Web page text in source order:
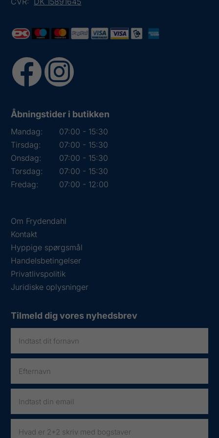
Åbningstider i butikken
Mandag:
07:00 - 15:30
Tirsdag:
07:00 - 15:30
Onsdag:
07:00 - 15:30
Torsdag:
07:00 - 15:30
Fredag:
07:00 - 12:00
Om Frydendahl
Kontakt
Hyppige spørgsmål
Handelsbetingelser
Privatlivspolitik
Juridiske oplysninger
Tilmeld dig vores nyhedsbrev